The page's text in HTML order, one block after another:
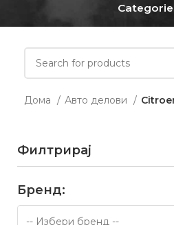
Дома Авто делови
Филтрирај
Бренд: